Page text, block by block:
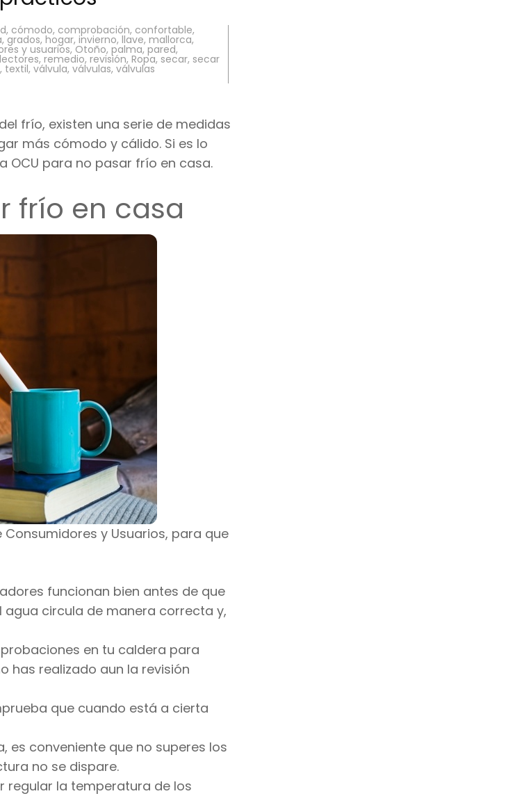
, cómodo, comprobación, confortable,
, grados, hogar, invierno, llave, mallorca,
y usuarios, Otoño, palma, pared,
, remedio, revisión, Ropa, secar, secar
, textil, válvula, válvulas, válvulas
frío, existen una serie de medidas
más cómodo y cálido. Si es lo
OCU para no pasar frío en casa.
frío en casa
Consumidores y Usuarios, para que
funcionan bien antes de que
circula de manera correcta y,
en tu caldera para
has realizado aun la revisión
que cuando está a cierta
es conveniente que no superes los
no se dispare.
regular la temperatura de los